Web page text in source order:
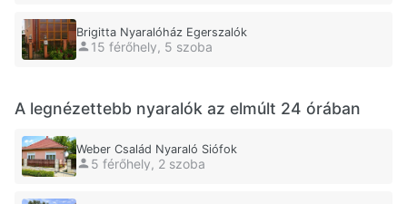
Brigitta Nyaralóház Egerszalók
15 férőhely, 5 szoba
A legnézettebb nyaralók az elmúlt 24 órában
Weber Család Nyaraló Siófok
5 férőhely, 2 szoba